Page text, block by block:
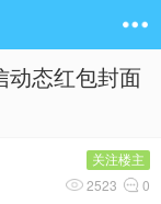
动态红包封面
关注楼主
2523 0